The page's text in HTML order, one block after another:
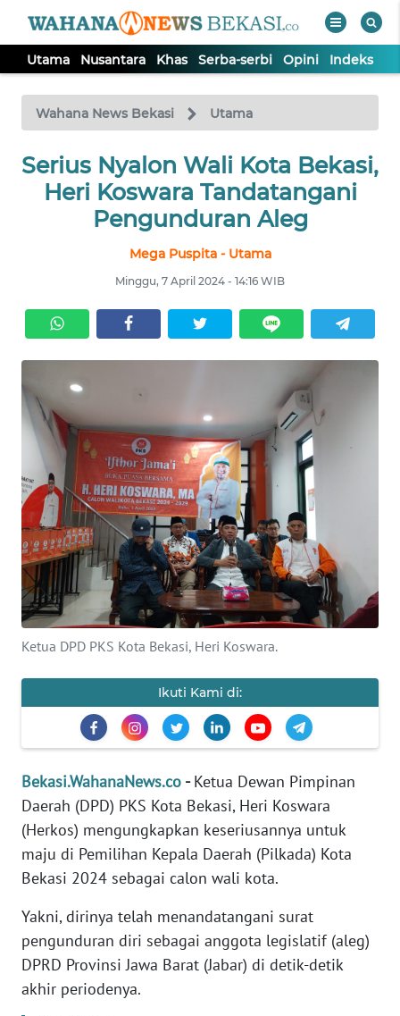
Utama Nusantara Khas Serba-serbi Opini Indeks
Wahana News Bekasi Utama
Serius Nyalon Wali Kota Bekasi,
Heri Koswara Tandatangani
Pengunduran Aleg
Mega Puspita - Utama
Minggu, 7 April 2024 - 14:16 WIB
Ketua DPD PKS Kota Bekasi, Heri Koswara.
Ikuti Kami di:
Bekasi.WahanaNews.co -Ketua Dewan Pimpinan
Daerah (DPD) PKS Kota Bekasi, Heri Koswara
(Herkos) mengungkapkan keseriusannya untuk
maju di Pemilihan Kepala Daerah (Pilkada) Kota
Bekasi 2024 sebagai calon wali kota.
Yakni, dirinya telah menandatangani surat
pengunduran diri sebagai anggota legislatif (aleg)
DPRD Provinsi Jawa Barat (Jabar) di detik-detik
akhir periodenya.
TV
Tutup
UTAMA
NUSANTARA
SERBA-
SERBI
Informasi
INDEKS
BERITA
KONTAK
KAMI
INFO
IKLAN
PEDOMAN
MEDIA
SIBER
KARIR
DISCLAIMER
Wahana
Regional